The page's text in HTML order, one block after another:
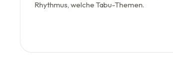
Rhythmus, welche Tabu-Themen.